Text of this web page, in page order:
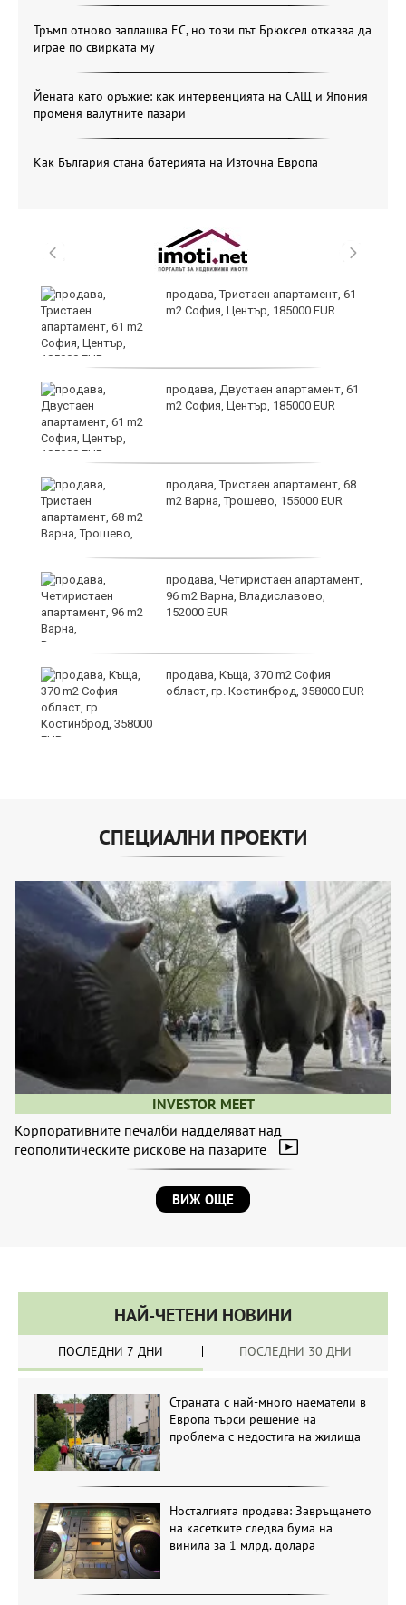
Тръмп отново заплашва ЕС, но този път Брюксел отказва да
играе по свирката му
Йената като оръжие: как интервенцията на САЩ и Япония
променя валутните пазари
Как България стана батерията на Източна Европа
продава, Тристаен апартамент, 61
m2 София, Център, 185000 EUR
продава, Двустаен апартамент, 61
m2 София, Център, 185000 EUR
продава, Тристаен апартамент, 68
m2 Варна, Трошево, 155000 EUR
продава, Четиристаен апартамент,
96 m2 Варна, Владиславово,
152000 EUR
продава, Къща, 370 m2 София
област, гр. Костинброд, 358000 EUR
СПЕЦИАЛНИ ПРОЕКТИ
INVESTOR MEET
Корпоративните печалби надделяват над
геополитическите рискове на пазарите
ВИЖ ОЩЕ
НАЙ-ЧЕТЕНИ НОВИНИ
ПОСЛЕДНИ 7 ДНИ ПОСЛЕДНИ 30 ДНИ
Страната с най-много наематели в
Европа търси решение на
проблема с недостига на жилища
Носталгията продава: Завръщането
на касетките следва бума на
винила за 1 млрд. долара